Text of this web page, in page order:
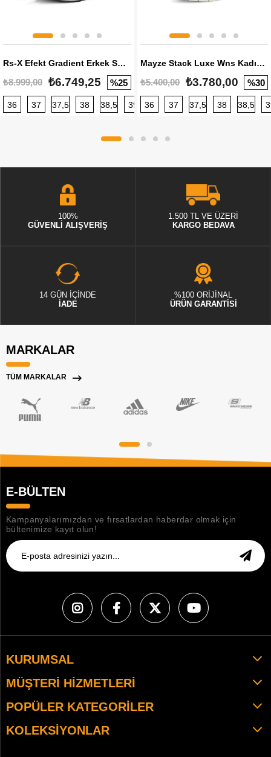
Rs-X Efekt Gradient Erkek Sneaker
₺8.999,00 ₺6.749,25 %25
36 37 37,5 38 38,5 39 40 40,5 41 42 42,5
Mayze Stack Luxe Wns Kadın Sneaker
₺5.400,00 ₺3.780,00 %30
36 37 37,5 38 38,5
100%
GÜVENLİ ALIŞVERİŞ
1.500 TL VE ÜZERİ
KARGO BEDAVA
14 GÜN İÇİNDE
İADE
%100 ORİJİNAL
ÜRÜN GARANTİSİ
MARKALAR
TÜM MARKALAR
E-BÜLTEN
Kampanyalarımızdan ve fırsatlardan haberdar olmak için
bültenimize kayıt olun!
KURUMSAL
MÜŞTERI HIZMETLERI
POPÜLER KATEGORILER
KOLEKSIYONLAR